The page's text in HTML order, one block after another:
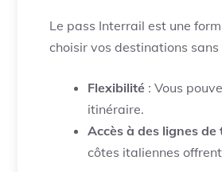
Le pass Interrail est une
choisir vos destinations
Flexibilité : Vous
itinéraire.
Accès à des lignes
côtes italiennes